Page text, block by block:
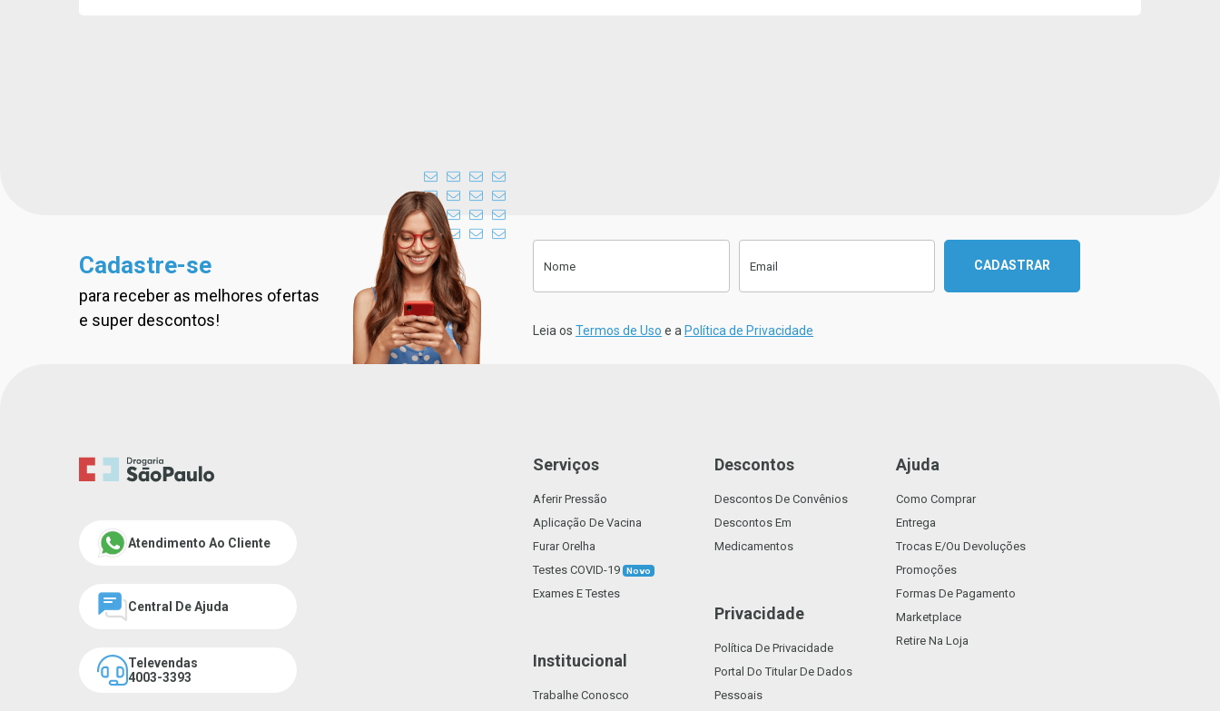
Cadastre-se na nossa newsletter
Cadastre-se
para receber as melhores ofertas
e super descontos!
Nome Email CADASTRAR
Leia os Termos de Uso e a Política de Privacidade
Atendimento Ao Cliente
Central De Ajuda
Televendas
4003-3393
Serviços
Aferir Pressão
Aplicação De Vacina
Furar Orelha
Testes COVID-19
Novo
Exames E Testes
Institucional
Trabalhe Conosco
Descontos
Descontos De Convênios
Descontos Em
Medicamentos
Privacidade
Política De Privacidade
Portal Do Titular De Dados
Pessoais
Ajuda
Como Comprar
Entrega
Trocas E/ou Devoluções
Promoções
Formas De Pagamento
Marketplace
Retire Na Loja
Anexe a sua Receita
Clique aqui para fazer o Upload da
Voltar Confirmar